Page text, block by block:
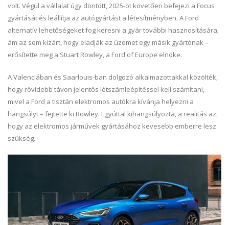
volt. Végül a vállalat úgy döntött, 2025-öt követően befejezi a Focus
gyártását és leállítja az autógyártást a létesítményben. A Ford
alternatív lehetőségeket fog keresni a gyár további hasznosítására,
ám az sem kizárt, hogy eladják az üzemet egy másik gyártónak –
erősítette meg a Stuart Rowley, a Ford of Europe elnöke.
A Valenciában és Saarlouis-ban dolgozó alkalmazottakkal közölték,
hogy rövidebb távon jelentős létszámleépítéssel kell számítani,
mivel a Ford a tisztán elektromos autókra kívánja helyezni a
hangsúlyt – fejtette ki Rowley. Egyúttal kihangsúlyozta, a realitás az,
hogy az elektromos járművek gyártásához kevesebb emberre lesz
szükség.